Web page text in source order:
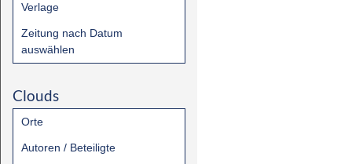
Verlage
Zeitung nach Datum
auswählen
Clouds
Orte
Autoren / Beteiligte